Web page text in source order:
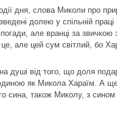
дня, слова Миколи про
долею у спільній
але вранці за звичкою
але цей сум світлий, бо
душі від того, що доля
як Микола Хараїм. А
сина, також Миколу, з